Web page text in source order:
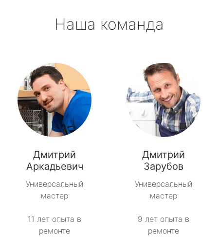
Наша команда
Дмитрий
Аркадьевич
Универсальный
мастер
11 лет опыта в
ремонте
Дмитрий
Зарубов
Универсальный
мастер
9 лет опыта в
ремонте